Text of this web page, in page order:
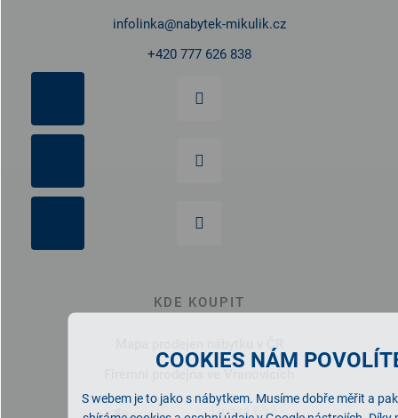
COOKIES NÁM
S webem je to jako s nábytkem. Musíme dobře měřit a
infolinka@nabytek-mikulik.cz
+420 777 626 838
KDE KOUPIT
Mapa prodejen nábytku v ČR
Lipová 692